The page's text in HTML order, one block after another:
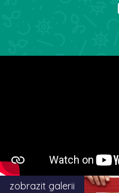
zobrazit galerii